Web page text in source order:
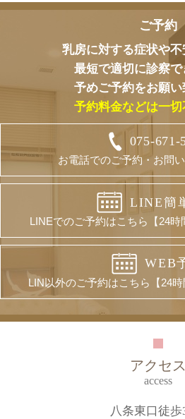
ご予約
乳房に対する症状や不
最短で適切に診察
予めご予約をお願い
予約料金などは一切
075-671-
お電話でのご予約・お問
LINE簡
LINEでのご予約はこちら 【24
WEB
LIN以外のご予約はこちら 【24
アクセス
access
八条東口徒歩